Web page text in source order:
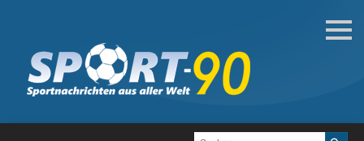
Deutsche
Transfergerüchte